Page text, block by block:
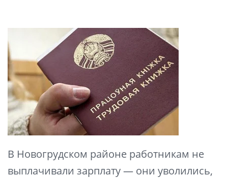
В Новогрудском районе работникам не
выплачивали зарплату — они уволились,